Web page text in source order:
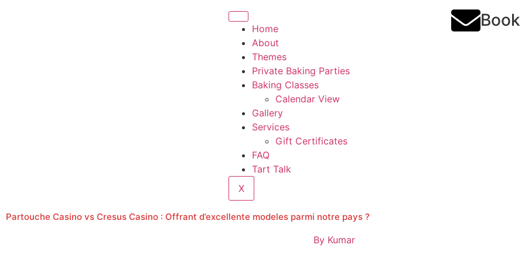
Home
About
Themes
Private Baking Parties
Baking Classes
Calendar View
Gallery
Services
Gift Certificates
FAQ
Tart Talk
X
Book
Partouche Casino vs Cresus Casino : Offrant d’excellente modeles parmi notre pays ?
ByKumar